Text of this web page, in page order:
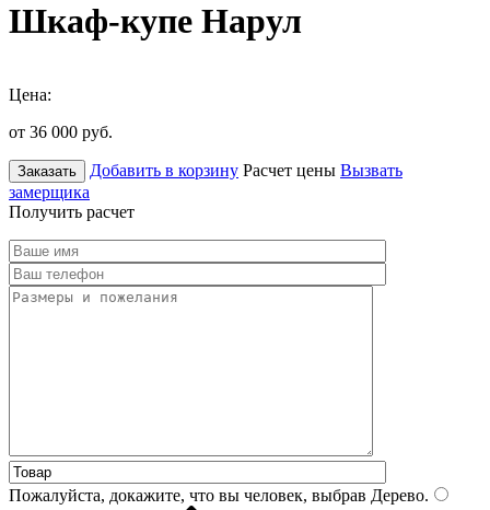
Шкаф-купе Нарул
Цена:
от 36 000 руб.
Заказать Добавить в корзину Расчет цены Вызвать
замерщика
Получить расчет
Пожалуйста, докажите, что вы человек, выбрав Дерево.